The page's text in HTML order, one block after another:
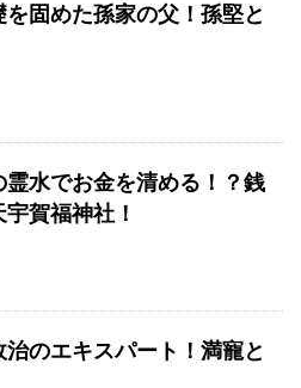
を固めた孫家の父！孫堅と
霊水でお金を清める！？銭
賀福神社！
治のエキスパート！満寵と